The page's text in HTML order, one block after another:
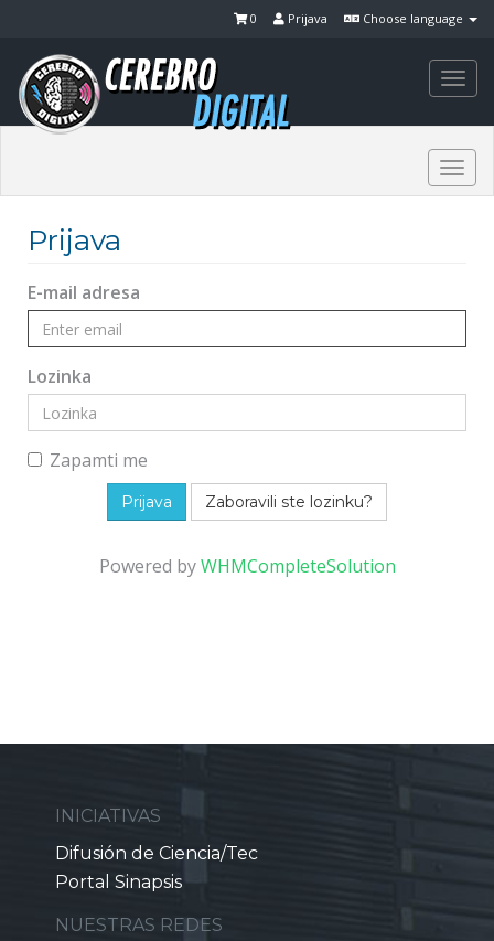
Choose language
Prijava
0
Prijava
E-mail adresa
Lozinka
Zapamti me
Zaboravili ste lozinku?
Powered byWHMCompleteSolution
INICIATIVAS
Difusión de Ciencia/Tec
Portal Sinapsis
NUESTRAS REDES